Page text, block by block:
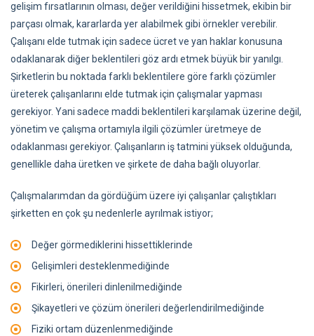
gelişim fırsatlarının olması, değer verildiğini hissetmek, ekibin bir
parçası olmak, kararlarda yer alabilmek gibi örnekler verebilir.
Çalışanı elde tutmak için sadece ücret ve yan haklar konusuna
odaklanarak diğer beklentileri göz ardı etmek büyük bir yanılgı.
Şirketlerin bu noktada farklı beklentilere göre farklı çözümler
üreterek çalışanlarını elde tutmak için çalışmalar yapması
gerekiyor. Yani sadece maddi beklentileri karşılamak üzerine değil,
yönetim ve çalışma ortamıyla ilgili çözümler üretmeye de
odaklanması gerekiyor. Çalışanların iş tatmini yüksek olduğunda,
genellikle daha üretken ve şirkete de daha bağlı oluyorlar.
Çalışmalarımdan da gördüğüm üzere iyi çalışanlar çalıştıkları
şirketten en çok şu nedenlerle ayrılmak istiyor;
Değer görmediklerini hissettiklerinde
Gelişimleri desteklenmediğinde
Fikirleri, önerileri dinlenilmediğinde
Şikayetleri ve çözüm önerileri değerlendirilmediğinde
Fiziki ortam düzenlenmediğinde